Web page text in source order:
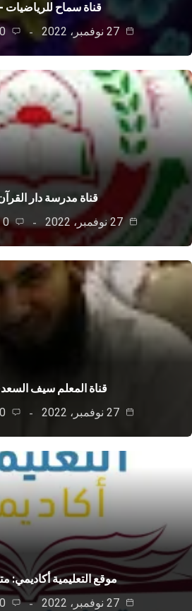
قناة سماح للرياضيات – دولة…
0
767
قناة مدرسة دار القرآن وهو…
0
2443
قناة المعلم سيف السعدي:
0
809
موقع التعليمية أكاديمي: متعة
0
720